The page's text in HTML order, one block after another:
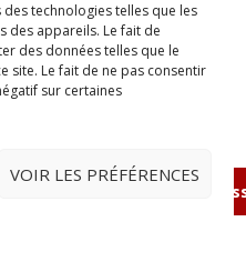
technologies telles que les
des appareils. Le fait de
des données telles que le
site. Le fait de ne pas consentir
sur certaines
VOIR LES PRÉFÉRENCES
Tour Massabielle, Rue